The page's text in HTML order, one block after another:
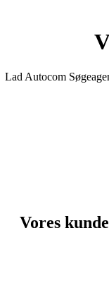
Lad Autocom
Vores